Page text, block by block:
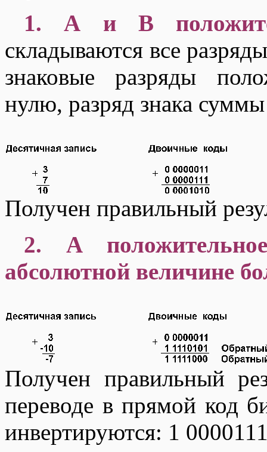
1. А и В
складываются все
знаковые разряды
нулю, разряд знака
Получен правильный
2. А
абсолютной величине
Получен правильный
переводе в прямой код
инвертируются: 1